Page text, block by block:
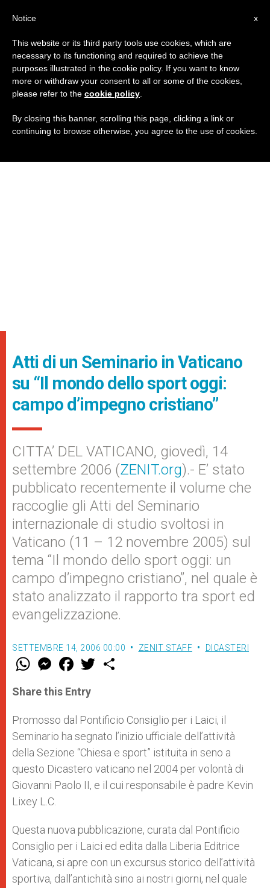
Atti di un Seminario in Vaticano
su “Il mondo dello sport oggi:
campo d’impegno cristiano”
CITTA’ DEL VATICANO, giovedì, 14
settembre 2006 (ZENIT.org).- E’ stato
pubblicato recentemente il volume che
raccoglie gli Atti del Seminario
internazionale di studio svoltosi in
Vaticano (11 – 12 novembre 2005) sul
tema “Il mondo dello sport oggi: un
campo d’impegno cristiano”, nel quale è
stato analizzato il rapporto tra sport ed
evangelizzazione.
SETTEMBRE 14, 2006 00:00 ZENIT STAFF DICASTERI
W
t
s
p
p
M
e
s
e
g
e
r
F
a
e
b
o
k
w
r
Share this Entry
Promosso dal Pontificio Consiglio per i Laici, il
Seminario ha segnato l’inizio ufficiale dell’attività
della Sezione “Chiesa e sport” istituita in seno a
questo Dicastero vaticano nel 2004 per volontà di
Giovanni Paolo II, e il cui responsabile è padre Kevin
Lixey L.C.
Questa nuova pubblicazione, curata dal Pontificio
Consiglio per i Laici ed edita dalla Liberia Editrice
Vaticana, si apre con un excursus storico dell’attività
sportiva, dall’antichità sino ai nostri giorni, nel quale
x
Notice
This website or its third party tools use cookies, which are
necessary to its functioning and required to achieve the
purposes illustrated in the cookie policy. If you want to know
more or withdraw your consent to all or some of the cookies,
please refer to the cookie policy
By closing this banner, scrolling this page, clicking a link or
continuing to browse otherwise, you agree to the use of cookies.